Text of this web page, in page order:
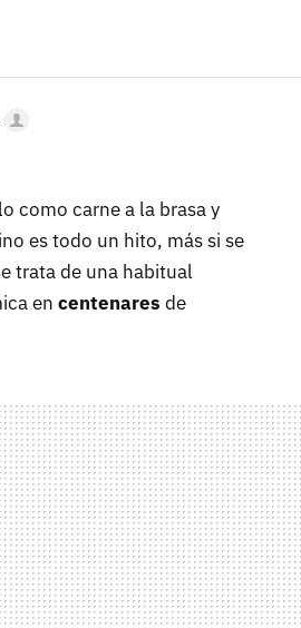
como carne a la brasa y
es todo un hito, más si se
trata de una habitual
en centenares de